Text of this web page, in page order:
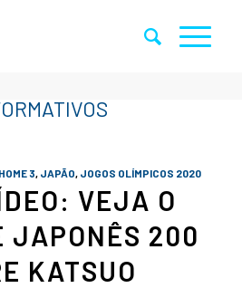
3, JAPÃO, JOGOS OLÍMPICOS 2020
VEJA O
JAPONÊS 200
KATSUO